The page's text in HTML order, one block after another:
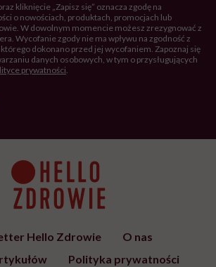
kliknięcie „Zapisz się” oznacza zgodę na
o nowościach, produktach, promocjach lub
W dowolnym momencie możesz zrezygnować z
Wycofanie zgody nie ma wpływu na zgodność z
dokonano przed jej wycofaniem. Zapoznaj się
danych osobowych, w tym o przysługujących
prywatności
Hello Zdrowie
O nas
Polityka prywatności